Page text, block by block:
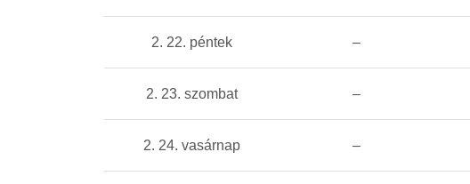
2. 22. péntek –
2. 23. szombat –
2. 24. vasárnap –